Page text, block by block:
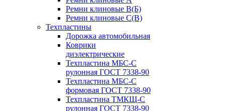
Ремни клиновые В(Б)
Ремни клиновые С(В)
Техпластины
Дорожка автомобильная
Коврики
диэлектрические
Техпластина МБС-С
рулонная ГОСТ 7338-90
Техпластина МБС-С
формовая ГОСТ 7338-90
Техпластина ТМКЩ-С
рулонная ГОСТ 7338-90